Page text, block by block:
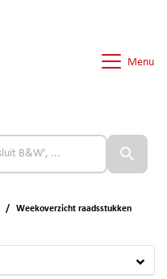
Menu
Weekoverzicht raadsstukken